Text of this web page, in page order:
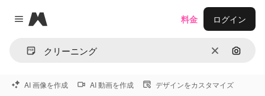
Close menu
Magnific
消去 画像で
料金 ログイン
AI 画像を作成 AI 動画を作成 デザインをカスタマイズ